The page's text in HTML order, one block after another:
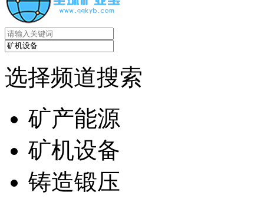
选择频道搜索
矿产能源
矿机设备
铸造锻压